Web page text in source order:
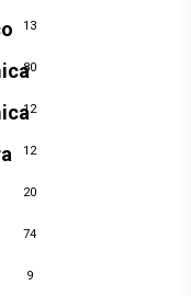
13
80
12
12
20
74
9